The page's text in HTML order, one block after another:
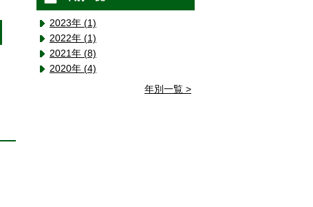
2023年 (1)
2022年 (1)
2021年 (8)
2020年 (4)
年別一覧 >